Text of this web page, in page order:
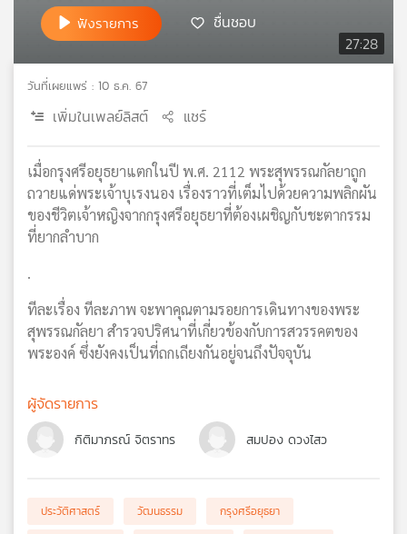
ไทย
เอส
แผนที่
วิทยุ
เครือ
27:28
ฟังรายการ ชื่นชอบ
วันที่เผยแพร่ : 10 ธ.ค. 67
เพิ่มในเพลย์ลิสต์ แชร์
เมื่อกรุงศรีอยุธยาแตกในปี พ.ศ. 2112 พระสุพรรณกัลยาถูก
ถวายแด่พระเจ้าบุเรงนอง เรื่องราวที่เต็มไปด้วยความพลิกผัน
ของชีวิตเจ้าหญิงจากกรุงศรีอยุธยาที่ต้องเผชิญกับชะตากรรม
ที่ยากลำบาก
.
ทีละเรื่อง ทีละภาพ จะพาคุณตามรอยการเดินทางของพระ
สุพรรณกัลยา สำรวจปริศนาที่เกี่ยวข้องกับการสวรรคตของ
พระองค์ ซึ่งยังคงเป็นที่ถกเถียงกันอยู่จนถึงปัจจุบัน
ผู้จัดรายการ
กิติมาภรณ์ จิตราทร สมปอง ดวงไสว
ประวัติศาสตร์ วัฒนธรรม
กรุงศรีอยุธยา